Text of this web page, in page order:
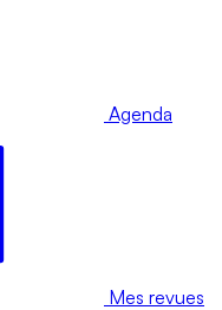
Agenda
Mes revues